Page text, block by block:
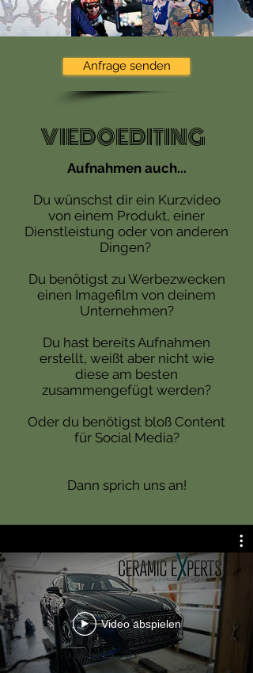
Anfrage senden
VIEDOEDITING
Aufnahmen auch...
Du wünschst dir ein Kurzvideo
von einem Produkt, einer
Dienstleistung oder von anderen
Dingen?
Du benötigst zu Werbezwecken
einen Imagefilm von deinem
Unternehmen?
Du hast bereits Aufnahmen
erstellt, weißt aber nicht wie
diese am besten
zusammengefügt werden?
Oder du benötigst bloß Content
für Social Media?
Dann sprich uns an!
Video abspielen